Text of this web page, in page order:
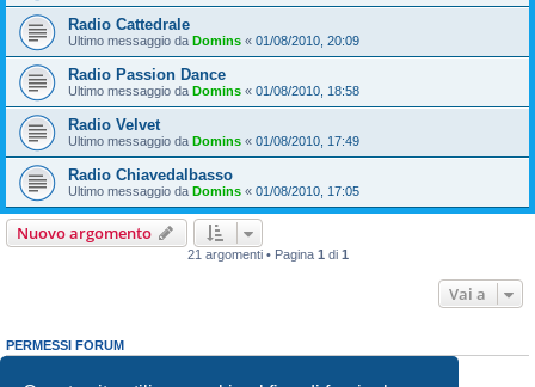
Radio Cattedrale
Ultimo messaggio da Domins « 01/08/2010, 20:09
Radio Passion Dance
Ultimo messaggio da Domins « 01/08/2010, 18:58
Radio Velvet
Ultimo messaggio da Domins « 01/08/2010, 17:49
Radio Chiavedalbasso
Ultimo messaggio da Domins « 01/08/2010, 17:05
Nuovo argomento
21 argomenti • Pagina 1 di 1
Vai a
PERMESSI FORUM